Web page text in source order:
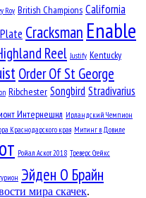
Roy British Champions California
Cracksman Enable
Reel Justify Kentucky
Order Of St George
Ribchester Songbird Stradivarius
Интернешнл Ирландский Чемпион
Краснодарского края Митинг в Довиле
Ройал Аскот 2018 Треверс Стейкс
Эйден О Брайн
мира скачек.